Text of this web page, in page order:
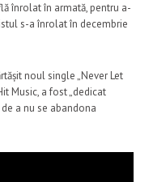
înrolat în armată, pentru a-
s-a înrolat în decembrie
noul single „Never Let
Music, a fost „dedicat
a nu se abandona